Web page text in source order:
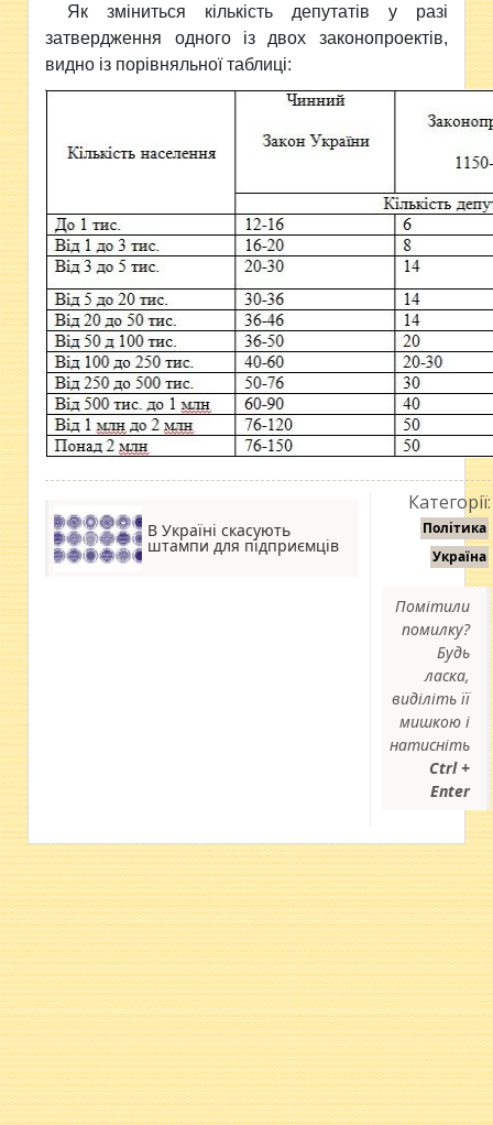
Як зміниться кількість депутатів у разі
затвердження одного із двох законопроектів,
видно із порівняльної таблиці:
В Україні скасують
штампи для підприємців
Категорії:
Політика
Україна
Помітили
помилку?
Будь
ласка,
виділіть її
мишкою і
натисніть
Ctrl +
Enter